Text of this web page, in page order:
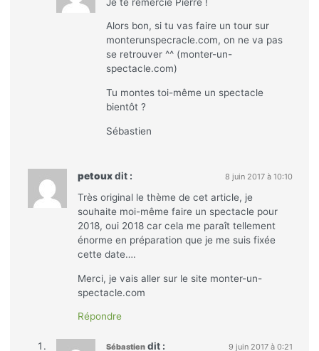
Alors bon, si tu vas faire un tour sur
monterunspecracle.com, on ne va pas
se retrouver ^^ (monter-un-
spectacle.com)
Tu montes toi-même un spectacle
bientôt ?
Sébastien
petoux dit : 8 juin 2017 à 10:10
Très original le thème de cet article, je
souhaite moi-même faire un spectacle pour
2018, oui 2018 car cela me paraît tellement
énorme en préparation que je me suis fixée
cette date….
Merci, je vais aller sur le site monter-un-
spectacle.com
Répondre
Sébastien dit : 9 juin 2017 à 0:21